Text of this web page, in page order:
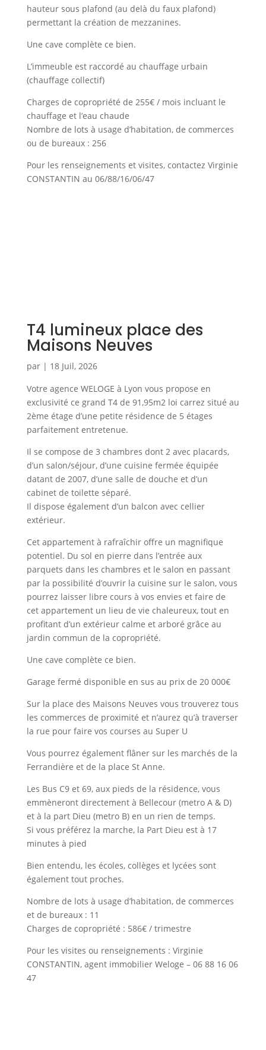
hauteur sous plafond (au delà du faux plafond)
permettant la création de mezzanines.
Une cave complète ce bien.
L’immeuble est raccordé au chauffage urbain
(chauffage collectif)
Charges de copropriété de 255€ / mois incluant le
chauffage et l’eau chaude
Nombre de lots à usage d’habitation, de commerces
ou de bureaux : 256
Pour les renseignements et visites, contactez Virginie
CONSTANTIN au 06/88/16/06/47
T4 lumineux place des
Maisons Neuves
par | 18 Juil, 2026
Votre agence WELOGE à Lyon vous propose en
exclusivité ce grand T4 de 91,95m2 loi carrez situé au
2ème étage d’une petite résidence de 5 étages
parfaitement entretenue.
Il se compose de 3 chambres dont 2 avec placards,
d’un salon/séjour, d’une cuisine fermée équipée
datant de 2007, d’une salle de douche et d’un
cabinet de toilette séparé.
Il dispose également d’un balcon avec cellier
extérieur.
Cet appartement à rafraîchir offre un magnifique
potentiel. Du sol en pierre dans l’entrée aux
parquets dans les chambres et le salon en passant
par la possibilité d’ouvrir la cuisine sur le salon, vous
pourrez laisser libre cours à vos envies et faire de
cet appartement un lieu de vie chaleureux, tout en
profitant d’un extérieur calme et arboré grâce au
jardin commun de la copropriété.
Une cave complète ce bien.
Garage fermé disponible en sus au prix de 20 000€
Sur la place des Maisons Neuves vous trouverez tous
les commerces de proximité et n’aurez qu’à traverser
la rue pour faire vos courses au Super U
Vous pourrez également flâner sur les marchés de la
Ferrandière et de la place St Anne.
Les Bus C9 et 69, aux pieds de la résidence, vous
emmèneront directement à Bellecour (metro A & D)
et à la part Dieu (metro B) en un rien de temps.
Si vous préférez la marche, la Part Dieu est à 17
minutes à pied
Bien entendu, les écoles, collèges et lycées sont
également tout proches.
Nombre de lots à usage d’habitation, de commerces
et de bureaux : 11
Charges de copropriété : 586€ / trimestre
Pour les visites ou renseignements : Virginie
CONSTANTIN, agent immobilier Weloge – 06 88 16 06
47